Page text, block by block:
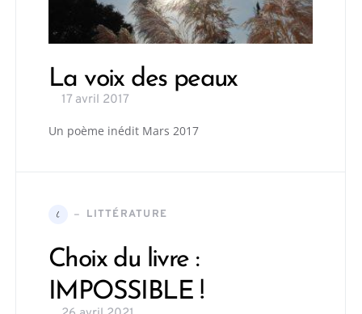
La voix des peaux
17 avril 2017
Un poème inédit Mars 2017
L LITTÉRATURE
Choix du livre :
IMPOSSIBLE !